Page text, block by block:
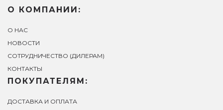
О КОМПАНИИ:
О НАС
НОВОСТИ
СОТРУДНИЧЕСТВО (ДИЛЕРАМ)
КОНТАКТЫ
ПОКУПАТЕЛЯМ:
ДОСТАВКА И ОПЛАТА